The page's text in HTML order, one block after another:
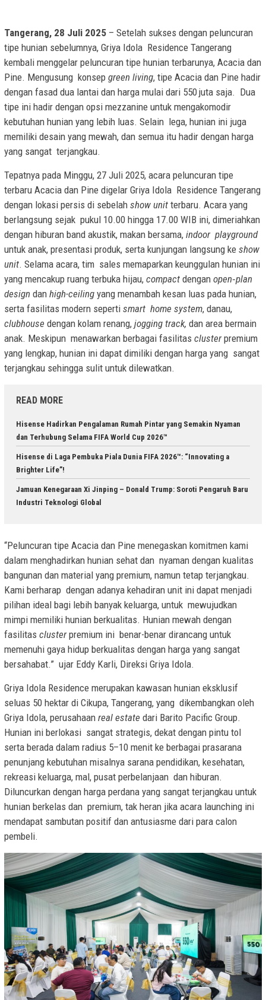
Tangerang, 28 Juli 2025 – Setelah sukses dengan peluncuran
tipe hunian sebelumnya, Griya Idola Residence Tangerang
kembali menggelar peluncuran tipe hunian terbarunya, Acacia dan
Pine. Mengusung konsep green living, tipe Acacia dan Pine hadir
dengan fasad dua lantai dan harga mulai dari 550 juta saja. Dua
tipe ini hadir dengan opsi mezzanine untuk mengakomodir
kebutuhan hunian yang lebih luas. Selain lega, hunian ini juga
memiliki desain yang mewah, dan semua itu hadir dengan harga
yang sangat terjangkau.
Tepatnya pada Minggu, 27 Juli 2025, acara peluncuran tipe
terbaru Acacia dan Pine digelar Griya Idola Residence Tangerang
dengan lokasi persis di sebelah show unit terbaru. Acara yang
berlangsung sejak pukul 10.00 hingga 17.00 WIB ini, dimeriahkan
dengan hiburan band akustik, makan bersama, indoor playground
untuk anak, presentasi produk, serta kunjungan langsung ke show
unit. Selama acara, tim sales memaparkan keunggulan hunian ini
yang mencakup ruang terbuka hijau, compact dengan open‑plan
design dan high-ceiling yang menambah kesan luas pada hunian,
serta fasilitas modern seperti smart home system, danau,
clubhouse dengan kolam renang, jogging track, dan area bermain
anak. Meskipun menawarkan berbagai fasilitas clusterpremium
yang lengkap, hunian ini dapat dimiliki dengan harga yang sangat
terjangkau sehingga sulit untuk dilewatkan.
READ MORE
Hisense Hadirkan Pengalaman Rumah Pintar yang Semakin Nyaman
dan Terhubung Selama FIFA World Cup 2026™
Hisense di Laga Pembuka Piala Dunia FIFA 2026™: “Innovating a
Brighter Life”!
Jamuan Kenegaraan Xi Jinping – Donald Trump: Soroti Pengaruh Baru
Industri Teknologi Global
“Peluncuran tipe Acacia dan Pine menegaskan komitmen kami
dalam menghadirkan hunian sehat dan nyaman dengan kualitas
bangunan dan material yang premium, namun tetap terjangkau.
Kami berharap dengan adanya kehadiran unit ini dapat menjadi
pilihan ideal bagi lebih banyak keluarga, untuk mewujudkan
mimpi memiliki hunian berkualitas. Hunian mewah dengan
fasilitas clusterpremium ini benar-benar dirancang untuk
memenuhi gaya hidup berkualitas dengan harga yang sangat
bersahabat.” ujar Eddy Karli, Direksi Griya Idola.
Griya Idola Residence merupakan kawasan hunian eksklusif
seluas 50 hektar di Cikupa, Tangerang, yang dikembangkan oleh
Griya Idola, perusahaan real estate dari Barito Pacific Group.
Hunian ini berlokasi sangat strategis, dekat dengan pintu tol
serta berada dalam radius 5–10 menit ke berbagai prasarana
penunjang kebutuhan misalnya sarana pendidikan, kesehatan,
rekreasi keluarga, mal, pusat perbelanjaan dan hiburan.
Diluncurkan dengan harga perdana yang sangat terjangkau untuk
hunian berkelas dan premium, tak heran jika acara launching ini
mendapat sambutan positif dan antusiasme dari para calon
pembeli.